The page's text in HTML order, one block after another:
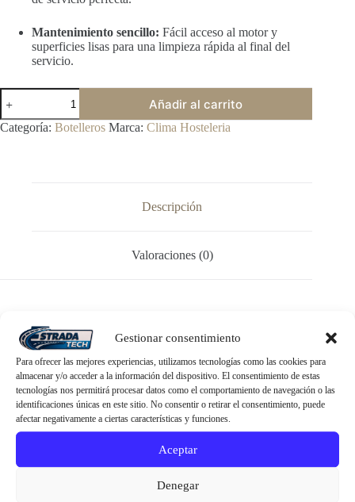
Gestionar consentimiento
Para ofrecer las mejores experiencias, utilizamos tecnologías como las cookies para
almacenar y/o acceder a la información del dispositivo. El consentimiento de estas
tecnologías nos permitirá procesar datos como el comportamiento de navegación o las
identificaciones únicas en este sitio. No consentir o retirar el consentimiento, puede
afectar negativamente a ciertas características y funciones.
Aceptar
Denegar
Mantenimiento sencillo: Fácil acceso al motor y
superficies lisas para una limpieza rápida al final del
servicio.
Botellero
Refrigerado
Córdoba
BR-
Añadir al carrito
Categoría: Botelleros Marca: Clima Hosteleria
Descripción
Valoraciones (0)
Córdoba BR-70: El estándar de oro para barras pequeñas
El botellero refrigeradoCórdoba BR-70es la solución definitiva
cuando el espacio es un recurso limitado. Con sus 0.70 metros de
ancho, este equipo se integra perfectamente bajo la barra, garantizando
que siempre tengas tu stock de bebidas frías, organizadas y listas para
servir.
¿Por qué este modelo es un éxito en ventas?
No solo es frío, es organización. Su diseño
interior maximiza el espacio útil, permitiéndote sacar el máximo